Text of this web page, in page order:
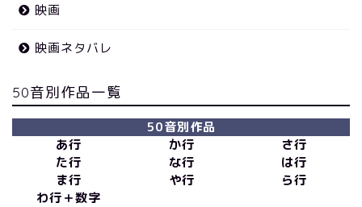
映画
映画ネタバレ
50音別作品一覧
50音別作品
あ行
か行
さ行
た行
な行
は行
ま行
や行
ら行
わ行＋数字